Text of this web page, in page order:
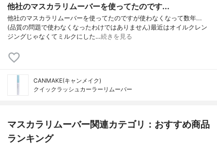
他社のマスカラリムーバーを使ってたのです...
他社のマスカラリムーバーを使ってたのですが使わなくなって数年...
(品質の問題で使わなくなったわけではありません)最近はオイルクレン
ジングじゃなくてミルクにした…続きを見る
CANMAKE(キャンメイク)
クイックラッシュカーラーリムーバー
マスカラリムーバー関連カテゴリ：おすすめ商品
ランキング